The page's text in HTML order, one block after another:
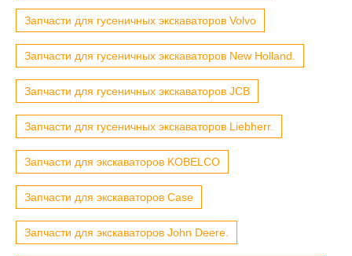
Запчасти для гусеничных экскаваторов Volvo
Запчасти для гусеничных экскаваторов New Holland.
Запчасти для гусеничных экскаваторов JCB
Запчасти для гусеничных экскаваторов Liebherr.
Запчасти для экскаваторов KOBELCO
Запчасти для экскаваторов Case
Запчасти для экскаваторов John Deere.